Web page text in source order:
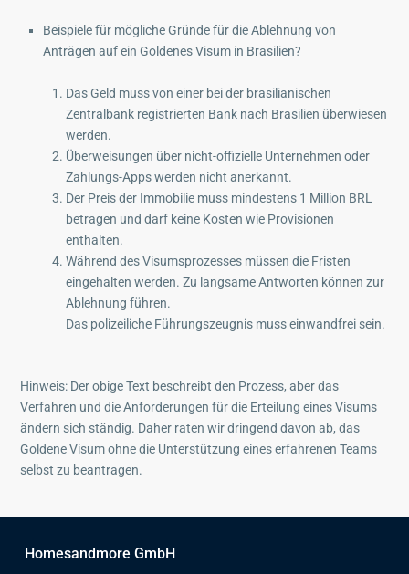
Beispiele für mögliche Gründe für die Ablehnung von
Anträgen auf ein Goldenes Visum in Brasilien?
Das Geld muss von einer bei der brasilianischen
Zentralbank registrierten Bank nach Brasilien überwiesen
werden.
Überweisungen über nicht-offizielle Unternehmen oder
Zahlungs-Apps werden nicht anerkannt.
Der Preis der Immobilie muss mindestens 1 Million BRL
betragen und darf keine Kosten wie Provisionen
enthalten.
Während des Visumsprozesses müssen die Fristen
eingehalten werden. Zu langsame Antworten können zur
Ablehnung führen.
Das polizeiliche Führungszeugnis muss einwandfrei sein.
Hinweis: Der obige Text beschreibt den Prozess, aber das
Verfahren und die Anforderungen für die Erteilung eines Visums
ändern sich ständig. Daher raten wir dringend davon ab, das
Goldene Visum ohne die Unterstützung eines erfahrenen Teams
selbst zu beantragen.
Homesandmore GmbH